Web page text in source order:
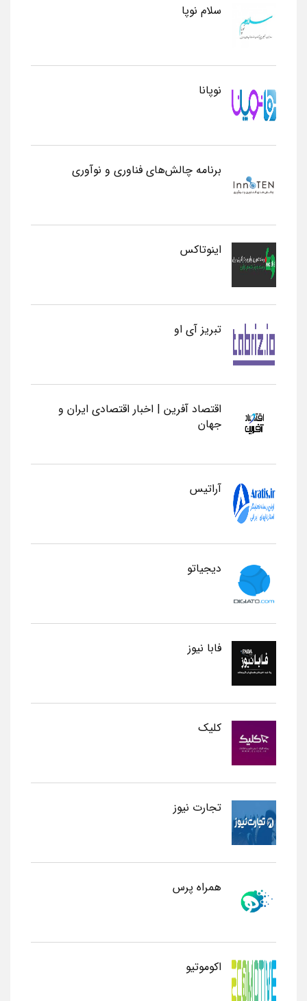
سلام نوپا
نوپانا
برنامه چالش‌های فناوری و نوآوری
اینوتاکس
تبریز آی او
اقتصاد آفرین | اخبار اقتصادی ایران و
جهان
آراتیس
دیجیاتو
فابا نیوز
کلیک
تجارت نیوز
همراه پرس
اکوموتیو